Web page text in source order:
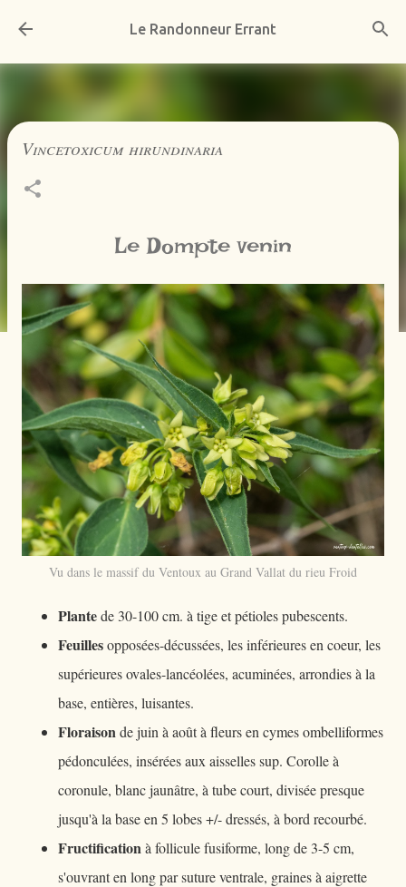
Accéder au contenu principal
Le Randonneur Errant
Vincetoxicum hirundinaria
Le Dompte venin
Vu dans le massif du Ventoux au Grand Vallat du rieu Froid
Plantede 30-100 cm. à tige et pétioles pubescents.
Feuillesopposées-décussées, les inférieures en coeur, les
supérieures ovales-lancéolées, acuminées, arrondies à la
base, entières, luisantes.
Floraisonde juin à août à fleurs en cymes ombelliformes
pédonculées, insérées aux aisselles sup. Corolle à
coronule, blanc jaunâtre, à tube court, divisée presque
jusqu'à la base en 5 lobes +/- dressés, à bord recourbé.
Fructificationà follicule fusiforme, long de 3-5 cm,
s'ouvrant en long par suture ventrale, graines à aigrette